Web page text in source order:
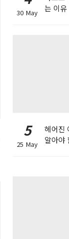
30 May
는 이유
5
25 May
헤어진
알아야